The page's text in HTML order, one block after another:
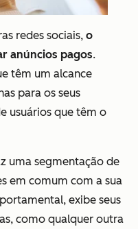
redes sociais, o
anúncios pagos.
têm um alcance
para os seus
usuários que têm o
uma segmentação de
em comum com a sua
exibe seus
como qualquer outra